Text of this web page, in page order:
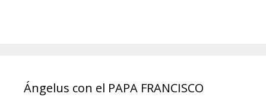
Ángelus con el PAPA FRANCISCO